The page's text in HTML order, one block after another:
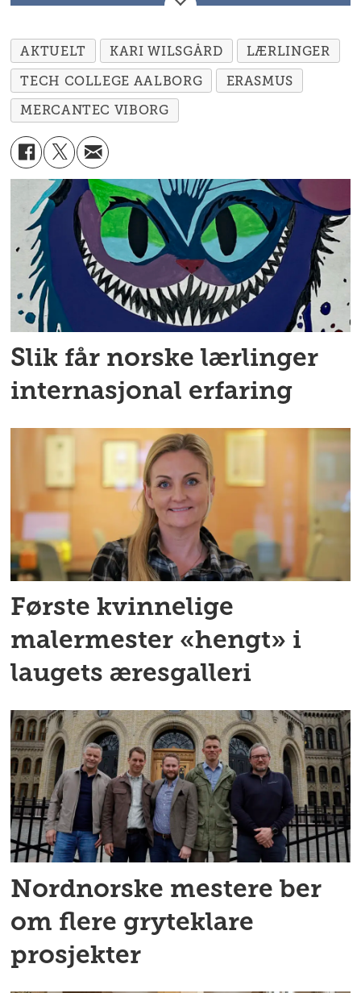
tvers av landegrenser. Programmet
omfatter blant annet yrkesfaglig
opplæring, der lærlinger kan
gjennomføre deler av læretiden ved
skoler og bedrifter i andre europeiske
til Danmark neste år kan kontakte Kari
Wilsgård hos Malermestrenes
Landsforbund.
AKTUELT KARI WILSGÅRD
LÆRLINGER
TECH COLLEGE AALBORG
ERASMUS
MERCANTEC VIBORG
Slik får norske lærlinger
internasjonal erfaring
Første kvinnelige
malermester «hengt» i
laugets æresgalleri
Nordnorske mestere ber
om flere gryteklare
prosjekter